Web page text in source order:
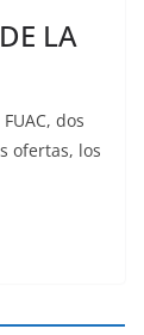
LA
dos
ofertas, los